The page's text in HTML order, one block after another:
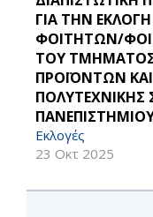
ΓΙΑ ΤΗΝ
ΦΟΙΤΗΤΩΝ/
ΤΟΥ
ΠΡΟΪΟΝΤΩΝ
Εκλογές
23 Οκτ 2025